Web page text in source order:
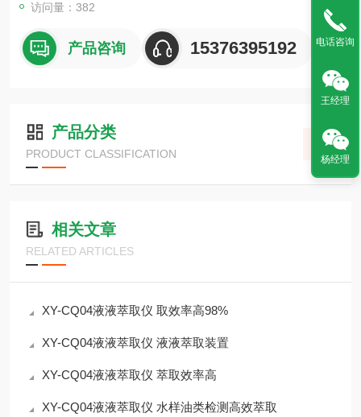
访问量：382
产品咨询 15376395192
产品分类
PRODUCT CLASSIFICATION
相关文章
RELATED ARTICLES
XY-CQ04液液萃取仪 取效率高98%
XY-CQ04液液萃取仪 液液萃取装置
XY-CQ04液液萃取仪 萃取效率高
XY-CQ04液液萃取仪 水样油类检测高效萃取
电话咨询
王经理
杨经理